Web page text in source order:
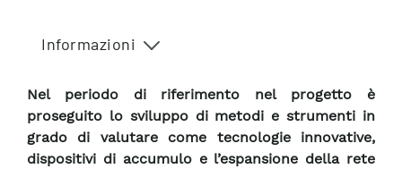
Informazioni
Nel periodo di riferimento nel progetto è
proseguito lo sviluppo di metodi e strumenti in
grado di valutare come tecnologie innovative,
dispositivi di accumulo e l’espansione della rete